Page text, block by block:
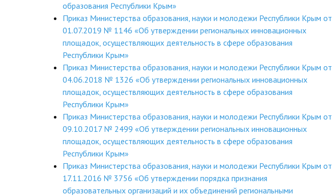
образования Республики Крым»
Приказ Министерства образования, науки и молодежи Республики Крым от
01.07.2019 № 1146 «Об утверждении региональных инновационных
площадок, осуществляющих деятельность в сфере образования
Республики Крым»
Приказ Министерства образования, науки и молодежи Республики Крым от
04.06.2018 № 1326 «Об утверждении региональных инновационных
площадок, осуществляющих деятельность в сфере образования
Республики Крым»
Приказ Министерства образования, науки и молодежи Республики Крым от
09.10.2017 № 2499 «Об утверждении региональных инновационных
площадок, осуществляющих деятельность в сфере образования
Республики Крым»
Приказ Министерства образования, науки и молодежи Республики Крым от
17.11.2016 № 3756 «Об утверждении порядка признания
образовательных организаций и их объединений региональными